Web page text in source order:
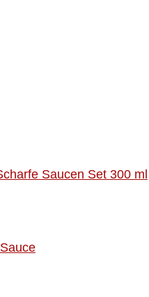
Saucen Set 300 ml